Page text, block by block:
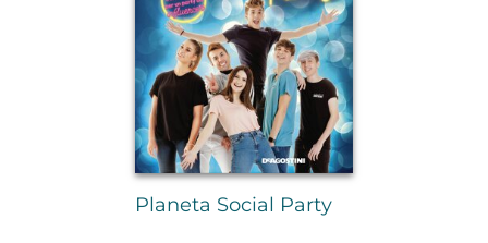
Planeta Social Party